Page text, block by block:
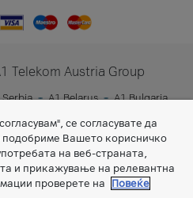
Telekom Austria Group
Serbia A1 Belarus
A1 Bulgaria
се согласувате да
подобриме Вашето корисничко
на веб-страната,
и прикажување на релевантна
проверете на
Повеќе